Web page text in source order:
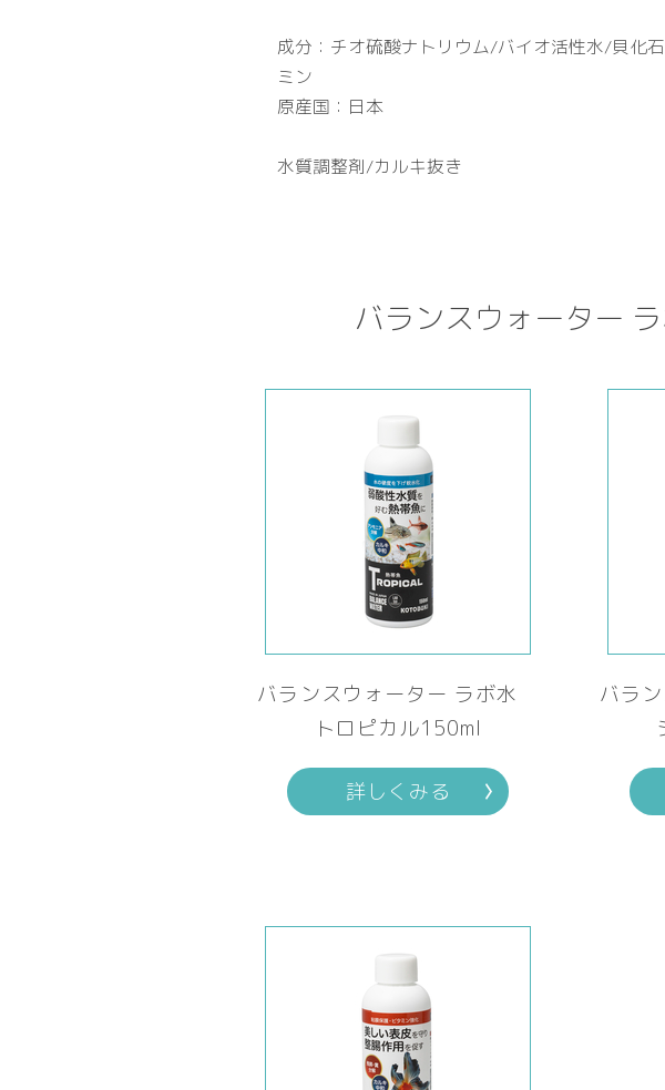
成分：チオ硫酸ナトリウム/バイオ活性水/貝化
ミン
原産国：日本
水質調整剤/カルキ抜き
バランスウォーター
バランスウォーター ラボ水
トロピカル150ml
詳しくみる
バラ